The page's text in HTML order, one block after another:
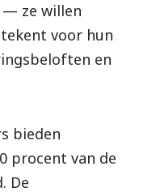
— ze willen
voor hun
en
bieden
procent van de
De